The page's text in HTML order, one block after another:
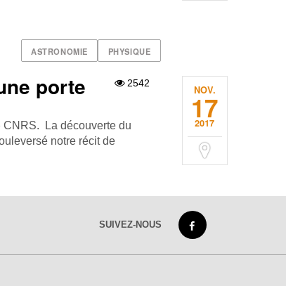
ASTRONOMIE PHYSIQUE
NOV.
17
2017
2542
porte
CNRS. La découverte du
notre récit de
SUIVEZ-NOUS